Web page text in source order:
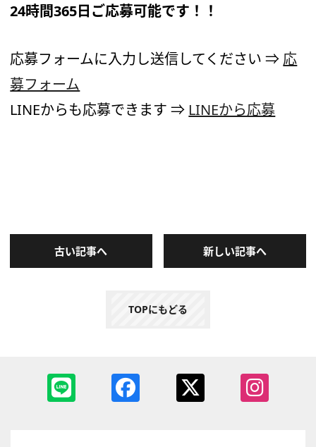
24時間365日ご応募可能です！！
応募フォームに入力し送信してください ⇒ 応
募フォーム
LINEからも応募できます ⇒ LINEから応募
古い記事へ 新しい記事へ
TOPにもどる